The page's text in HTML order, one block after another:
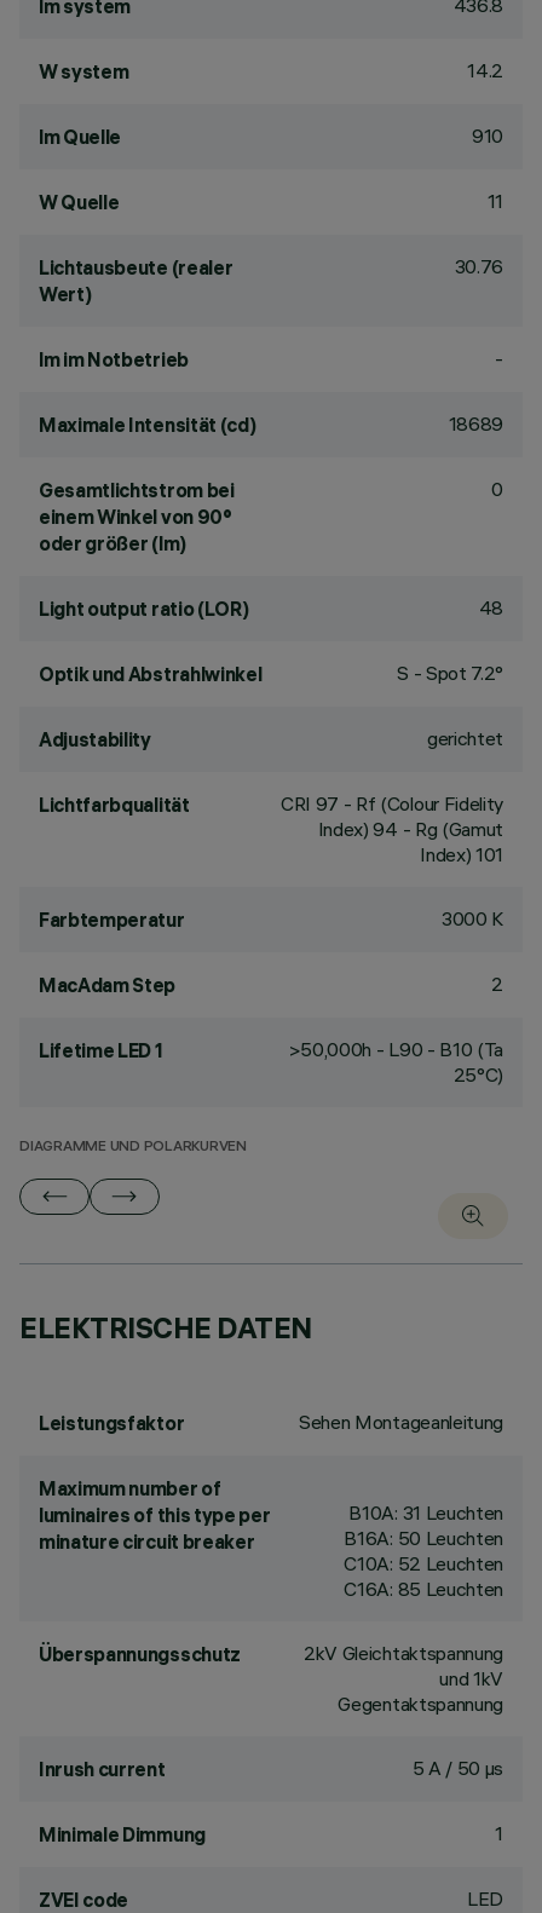
lm system 436.8
W system 14.2
lm Quelle 910
W Quelle 11
Lichtausbeute (realer
Wert)
30.76
lm im Notbetrieb -
Maximale Intensität (cd) 18689
Gesamtlichtstrom bei
einem Winkel von 90°
oder größer (lm)
0
Light output ratio (LOR) 48
Optik und Abstrahlwinkel S - Spot 7.2°
Adjustability gerichtet
Lichtfarbqualität CRI 97 - Rf (Colour Fidelity
Index) 94 - Rg (Gamut
Index) 101
Farbtemperatur 3000 K
MacAdam Step 2
Lifetime LED 1
>50,000h - L90 - B10 (Ta
25°C)
DIAGRAMME UND POLARKURVEN
ELEKTRISCHE DATEN
Leistungsfaktor Sehen Montageanleitung
Maximum number of
luminaires of this type per
minature circuit breaker
B10A: 31 Leuchten
B16A: 50 Leuchten
C10A: 52 Leuchten
C16A: 85 Leuchten
Überspannungsschutz
2kV Gleichtaktspannung
und 1kV
Gegentaktspannung
Inrush current 5 A / 50 µs
Minimale Dimmung 1
ZVEI code LED